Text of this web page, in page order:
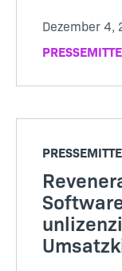
Dezember 4,